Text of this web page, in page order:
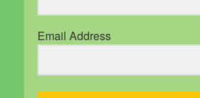
Email Address